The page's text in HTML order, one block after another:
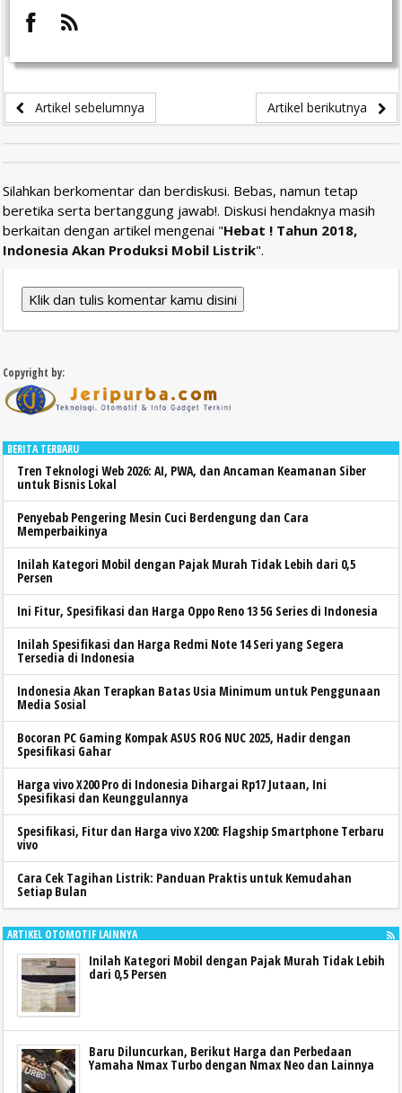
Artikel sebelumnya Artikel berikutnya
Silahkan berkomentar dan berdiskusi. Bebas, namun tetap
beretika serta bertanggung jawab!. Diskusi hendaknya masih
berkaitan dengan artikel mengenai "Hebat ! Tahun 2018,
Indonesia Akan Produksi Mobil Listrik".
Klik dan tulis komentar kamu disini
Copyright by:
BERITA TERBARU
Tren Teknologi Web 2026: AI, PWA, dan Ancaman Keamanan Siber
untuk Bisnis Lokal
Penyebab Pengering Mesin Cuci Berdengung dan Cara
Memperbaikinya
Inilah Kategori Mobil dengan Pajak Murah Tidak Lebih dari 0,5
Persen
Ini Fitur, Spesifikasi dan Harga Oppo Reno 13 5G Series di Indonesia
Inilah Spesifikasi dan Harga Redmi Note 14 Seri yang Segera
Tersedia di Indonesia
Indonesia Akan Terapkan Batas Usia Minimum untuk Penggunaan
Media Sosial
Bocoran PC Gaming Kompak ASUS ROG NUC 2025, Hadir dengan
Spesifikasi Gahar
Harga vivo X200 Pro di Indonesia Dihargai Rp17 Jutaan, Ini
Spesifikasi dan Keunggulannya
Spesifikasi, Fitur dan Harga vivo X200: Flagship Smartphone Terbaru
vivo
Cara Cek Tagihan Listrik: Panduan Praktis untuk Kemudahan
Setiap Bulan
ARTIKEL OTOMOTIF LAINNYA
Inilah Kategori Mobil dengan Pajak Murah Tidak Lebih
dari 0,5 Persen
Baru Diluncurkan, Berikut Harga dan Perbedaan
Yamaha Nmax Turbo dengan Nmax Neo dan Lainnya